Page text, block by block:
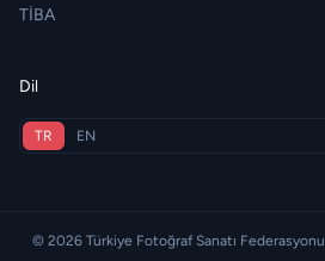
TİBA
Dil
TR EN
© 2026 Türkiye Fotoğraf Sanatı Federasyonu